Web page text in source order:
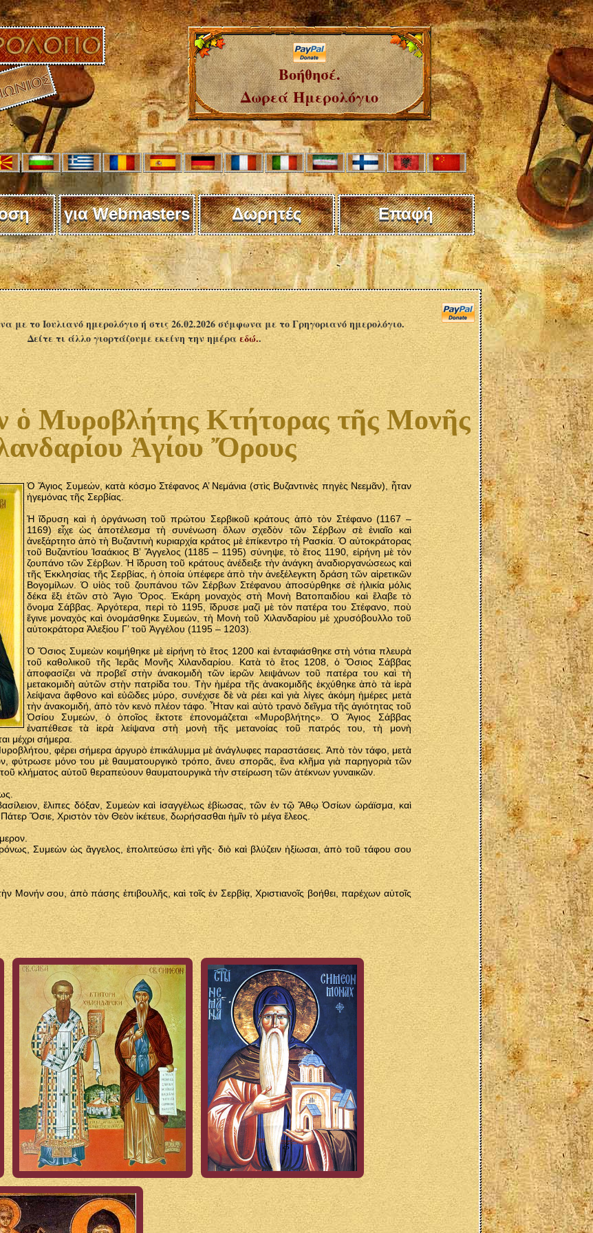
Βοήθησέ.
Δωρεά Ημερολόγιο
για Webmasters Δωρητές Επαφή
με το Ιουλιανό ημερολόγιο ή στις 26.02.2026 σύμφωνα με το Γρηγοριανό ημερολόγιο.
Δείτε τι άλλο γιορτάζουμε εκείνη την ημέραεδώ..
Μυροβλήτης Κτήτορας τῆς Μονῆς
Ἁγίου Ὄρους
Ὁ Ἅγιος Συμεών, κατὰ κόσμο Στέφανος Α’ Νεμάνια (στὶς Βυζαντινὲς πηγὲς Νεεμᾶν), ἦταν
ἡγεμόνας τῆς Σερβίας.
Ἡ ἵδρυση καὶ ἡ ὀργάνωση τοῦ πρώτου Σερβικοῦ κράτους ἀπὸ τὸν Στέφανο (1167 –
1169) εἶχε ὡς ἀποτέλεσμα τὴ συνένωση ὅλων σχεδὸν τῶν Σέρβων σὲ ἑνιαῖο καὶ
ἀνεξάρτητο ἀπὸ τὴ Βυζαντινὴ κυριαρχία κράτος μὲ ἐπίκεντρο τὴ Ρασκία. Ὁ αὐτοκράτορας
τοῦ Βυζαντίου Ἰσαάκιος Β’ Ἄγγελος (1185 – 1195) σύνηψε, τὸ ἔτος 1190, εἰρήνη μὲ τὸν
ζουπάνο τῶν Σέρβων. Ἡ ἵδρυση τοῦ κράτους ἀνέδειξε τὴν ἀνάγκη ἀναδιοργανώσεως καὶ
τῆς Ἐκκλησίας τῆς Σερβίας, ἡ ὁποία ὑπέφερε ἀπὸ τὴν ἀνεξέλεγκτη δράση τῶν αἱρετικῶν
Βογομίλων. Ὁ υἱὸς τοῦ ζουπάνου τῶν Σέρβων Στέφανου ἀποσύρθηκε σὲ ἡλικία μόλις
δέκα ἕξι ἐτῶν στὸ Ἅγιο Ὄρος. Ἐκάρη μοναχὸς στὴ Μονὴ Βατοπαιδίου καὶ ἔλαβε τὸ
ὄνομα Σάββας. Ἀργότερα, περὶ τὸ 1195, ἵδρυσε μαζὶ μὲ τὸν πατέρα του Στέφανο, ποὺ
ἔγινε μοναχὸς καὶ ὀνομάσθηκε Συμεών, τὴ Μονὴ τοῦ Χιλανδαρίου μὲ χρυσόβουλλο τοῦ
αὐτοκράτορα Ἀλεξίου Γ’ τοῦ Ἀγγέλου (1195 – 1203).
Ὁ Ὅσιος Συμεὼν κοιμήθηκε μὲ εἰρήνη τὸ ἔτος 1200 καὶ ἐνταφιάσθηκε στὴ νότια πλευρὰ
τοῦ καθολικοῦ τῆς Ἱερᾶς Μονῆς Χιλανδαρίου. Κατὰ τὸ ἔτος 1208, ὁ Ὅσιος Σάββας
ἀποφασίζει νὰ προβεῖ στὴν ἀνακομιδὴ τῶν ἱερῶν λειψάνων τοῦ πατέρα του καὶ τὴ
μετακομιδὴ αὐτῶν στὴν πατρίδα του. Τὴν ἡμέρα τῆς ἀνακομιδῆς ἐκχύθηκε ἀπὸ τὰ ἱερὰ
λείψανα ἄφθονο καὶ εὐῶδες μύρο, συνέχισε δὲ νὰ ρέει καὶ γιὰ λίγες ἀκόμη ἡμέρες μετὰ
τὴν ἀνακομιδή, ἀπὸ τὸν κενὸ πλέον τάφο. Ἦταν καὶ αὐτὸ τρανὸ δεῖγμα τῆς ἁγιότητας τοῦ
Ὁσίου Συμεών, ὁ ὁποῖος ἔκτοτε ἐπονομάζεται «Μυροβλήτης». Ὁ Ἅγιος Σάββας
ἐναπέθεσε τὰ ἱερὰ λείψανα στὴ μονὴ τῆς μετανοίας τοῦ πατρός του, τὴ μονὴ
μέχρι σήμερα.
φέρει σήμερα ἀργυρὸ ἐπικάλυμμα μὲ ἀνάγλυφες παραστάσεις. Ἀπὸ τὸν τάφο, μετὰ
φύτρωσε μόνο του μὲ θαυματουργικὸ τρόπο, ἄνευ σπορᾶς, ἕνα κλῆμα γιὰ παρηγοριὰ τῶν
κλήματος αὐτοῦ θεραπεύουν θαυματουργικὰ τὴν στείρωση τῶν ἀτέκνων γυναικῶν.
ἔλιπες δόξαν, Συμεὼν καὶ ἰσαγγέλως ἐβίωσας, τῶν ἐν τῷ Ἄθῳ Ὁσίων ὡράϊσμα, καὶ
Ὅσιε, Χριστὸν τὸν Θεὸν ἱκέτευε, δωρήσασθαι ἡμῖν τὸ μέγα ἔλεος.
Συμεὼν ὡς ἄγγελος, ἐπολιτεύσω ἐπὶ γῆς· διὸ καὶ βλύζειν ἠξίωσαι, ἀπὸ τοῦ τάφου σου
Μονήν σου, ἀπὸ πάσης ἐπιβουλῆς, καὶ τοῖς ἐν Σερβίᾳ, Χριστιανοῖς βοήθει, παρέχων αὐτοῖς